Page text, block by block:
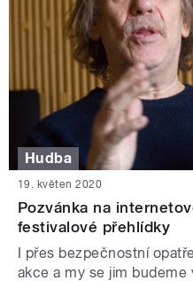
Hudba
19. květen 2020
Pozvánka na
festivalové přehlídky
I přes bezpečnostní
akce a my se jim